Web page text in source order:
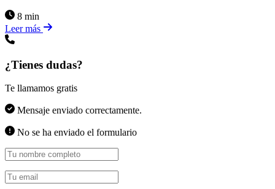
8 min
Leer más
¿Tienes dudas?
Te llamamos gratis
Mensaje enviado correctamente.
No se ha enviado el formulario